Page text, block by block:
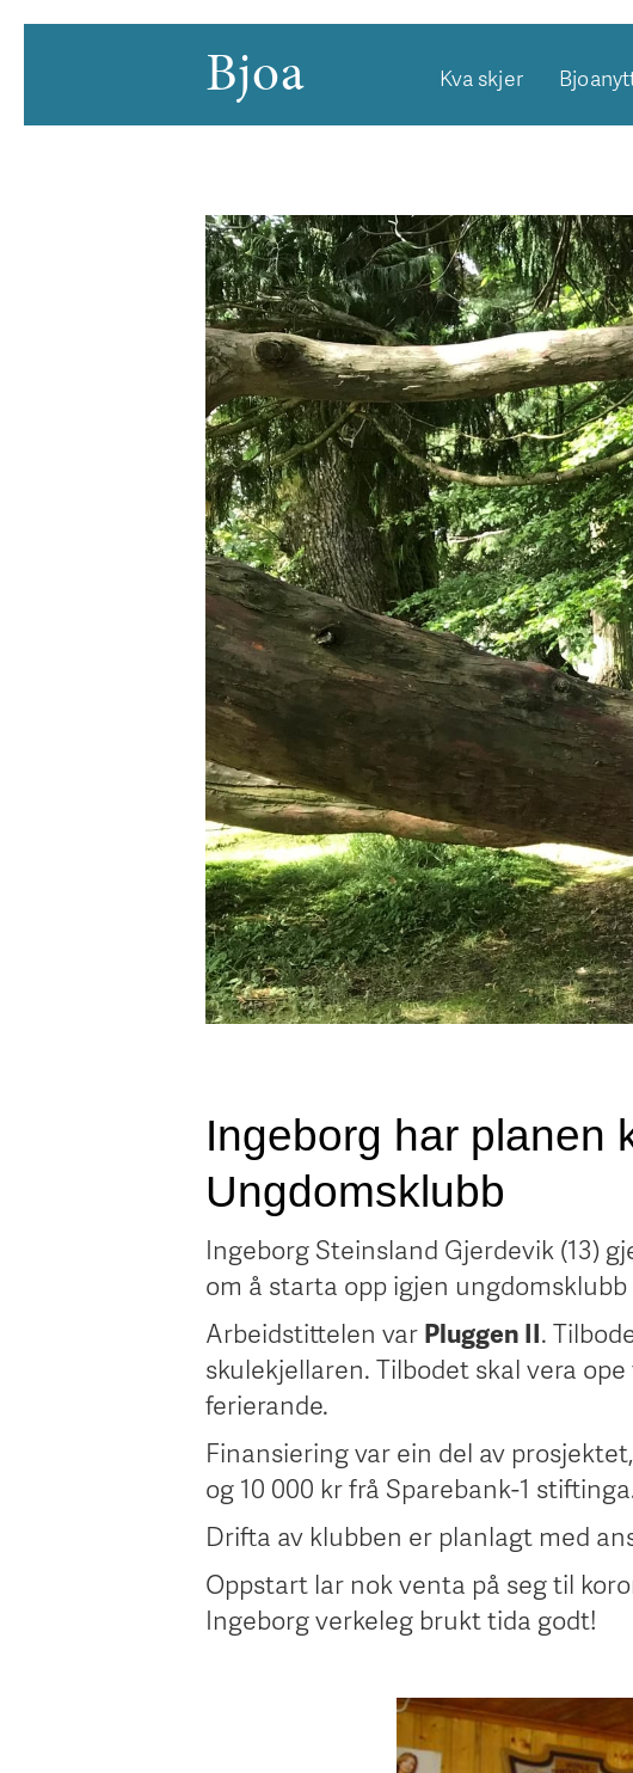
Bjoa Kva skjer
Ingeborg har planen
Ungdomsklubb
Ingeborg Steinsland Gjerdevik (13)
om å starta opp igjen ungdomsklubb
Arbeidstittelen varPluggen II.
skulekjellaren. Tilbodet skal vera
ferierande.
Finansiering var ein del av
og 10 000 kr frå Sparebank-1
Drifta av klubben er planlagt med
Oppstart lar nok venta på seg til
Ingeborg verkeleg brukt tida godt!